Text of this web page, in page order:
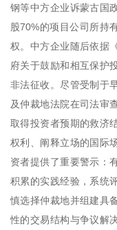
钢等中方企业诉蒙古国
股70%的项目公司所持
权。中方企业随后依据
府关于鼓励和相互保护
非法征收。尽管受制于
及仲裁地法院在司法审
取得投资者预期的救济
权利、阐释立场的国际
资者提供了重要警示：
积累的实践经验，系统
慎选择仲裁地并组建具
性的交易结构与争议解